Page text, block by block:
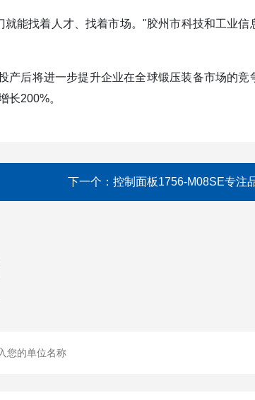
能找着人才、找着市场。"胶州市科技和工业信
产后将进一步提升企业在全球锻压装备市场的竞
长200%。
下一个： 控制面板1756-M08SE专注